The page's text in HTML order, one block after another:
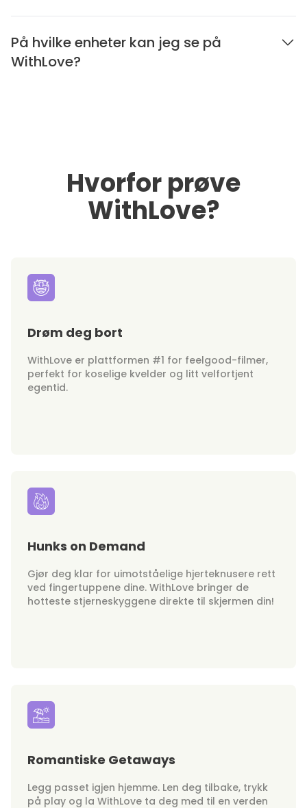
På hvilke enheter kan jeg se på
WithLove?
Hvorfor prøve
WithLove?
Drøm deg bort
WithLove er plattformen #1 for feelgood-filmer,
perfekt for koselige kvelder og litt velfortjent
egentid.
Hunks on Demand
Gjør deg klar for uimotståelige hjerteknusere rett
ved fingertuppene dine. WithLove bringer de
hotteste stjerneskyggene direkte til skjermen din!
Romantiske Getaways
Legg passet igjen hjemme. Len deg tilbake, trykk
på play og la WithLove ta deg med til en verden